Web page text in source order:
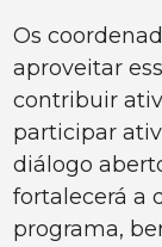
Os
aproveitar
contribuir
participar
diálogo
fortalecerá a
programa,